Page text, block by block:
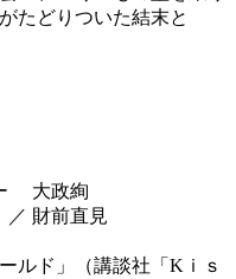
たどりついた結末と
大政絢
財前直見
ルド」（講談社「Kｉｓ